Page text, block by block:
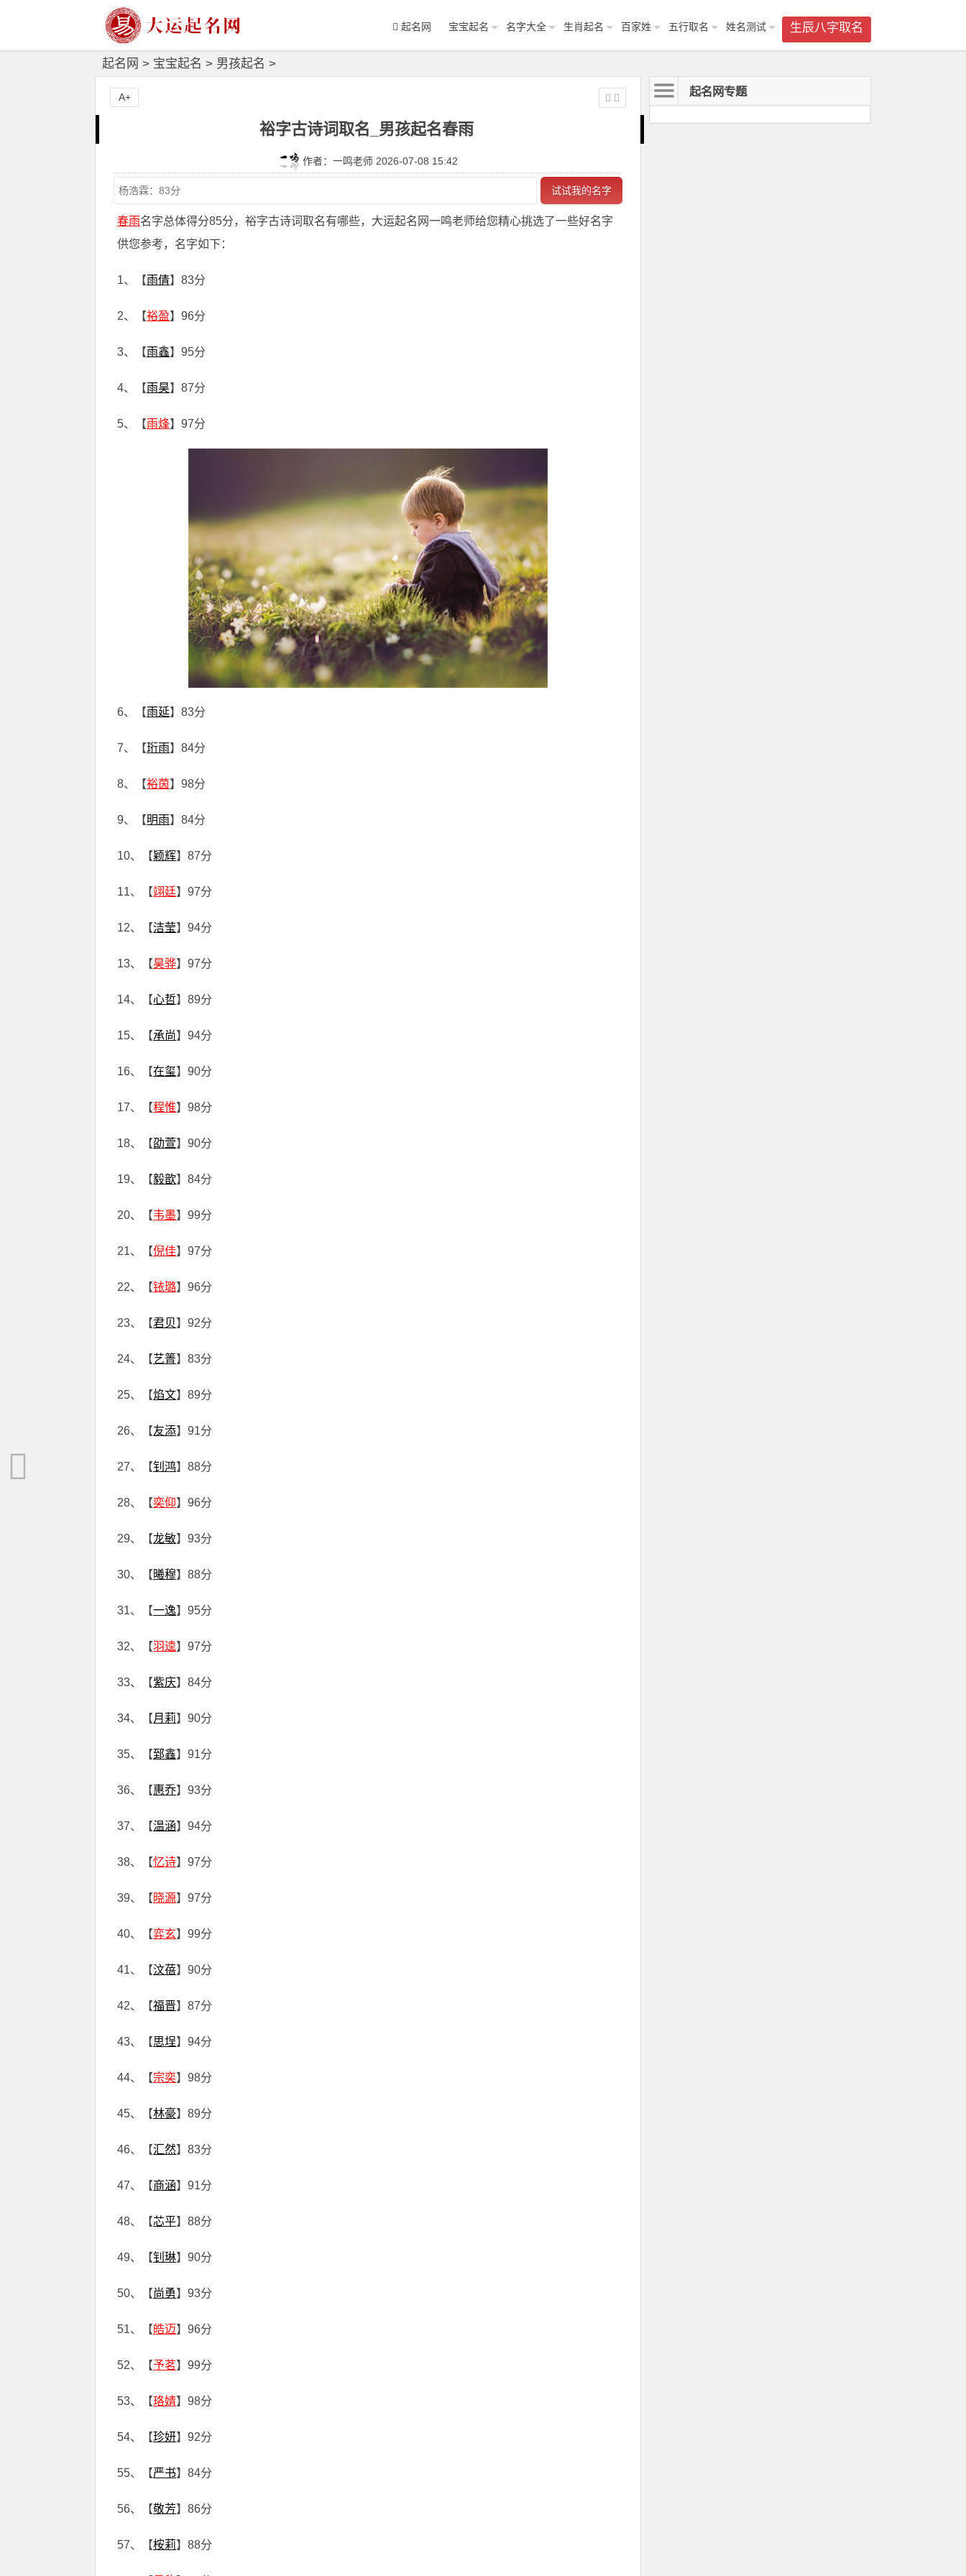
生辰八字取名
起名网 宝宝起名 名字大全 生肖起名 百家姓 五行取名 姓名测试
起名网 > 宝宝起名 > 男孩起名 >
裕字古诗词取名_男孩起名春雨
作者：一鸣老师 2026-07-08 15:42
试试我的名字
春雨名字总体得分85分，裕字古诗词取名有哪些，大运起名网一鸣老师给您精心挑选了一些好名字
供您参考，名字如下：
1、【雨倩】83分
2、【裕盈】96分
3、【雨鑫】95分
4、【雨昊】87分
5、【雨烽】97分
6、【雨延】83分
7、【珩雨】84分
8、【裕茵】98分
9、【明雨】84分
10、【颖辉】87分
11、【翊廷】97分
12、【洁莹】94分
13、【昊骅】97分
14、【心哲】89分
15、【承尚】94分
16、【在玺】90分
17、【程惟】98分
18、【劭萱】90分
19、【毅歆】84分
20、【韦墨】99分
21、【倪佳】97分
22、【铱璐】96分
23、【君贝】92分
24、【艺箐】83分
25、【焰文】89分
26、【友添】91分
27、【钊鸿】88分
28、【奕仰】96分
29、【龙敏】93分
30、【曦穆】88分
31、【一逸】95分
32、【羽逵】97分
33、【紫庆】84分
34、【月莉】90分
35、【郅鑫】91分
36、【惠乔】93分
37、【温涵】94分
38、【忆诗】97分
39、【晓源】97分
40、【弈玄】99分
41、【汶蓓】90分
42、【福晋】87分
43、【思埕】94分
44、【宗奕】98分
45、【林豪】89分
46、【汇然】83分
47、【商涵】91分
48、【芯平】88分
49、【钊琳】90分
50、【尚勇】93分
51、【皓迈】96分
52、【予茗】99分
53、【珞婧】98分
54、【珍妍】92分
55、【严书】84分
56、【敬芳】86分
57、【桉莉】88分
A+ 起名网专题